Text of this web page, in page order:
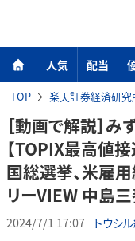
人気 配当
TOP 楽天証券経済研
［動画で解説］
【TOPIX最高値
国総選挙、米雇
リーVIEW 中島
2024/7/1 17:07 トウシ